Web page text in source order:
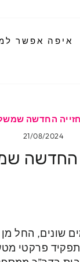
איפה אפשר
החדשה
21/08/2024
החדשה
נהוגה החל מתחילת
פרקטי